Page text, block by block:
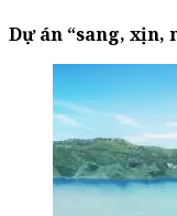
Dự án “sang,